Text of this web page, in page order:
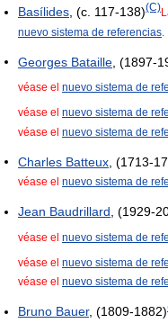
Basílides , (c. 117-138)(C)
nuevo sistema de referencias
Georges Bataille , (1897-
véase el nuevo sistema de
véase el nuevo sistema de
véase el nuevo sistema de
Charles Batteux , (1713-
véase el nuevo sistema de
Jean Baudrillard , (1929-
véase el nuevo sistema de
véase el nuevo sistema de
véase el nuevo sistema de
Bruno Bauer, (1809-1882)